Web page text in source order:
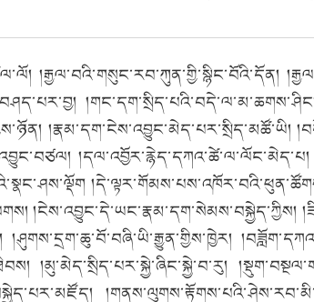
།རྒྱལ་བའི་གསུང་རབ་ཀུན་གྱི་སྙིང་བོའི་དོན།
།རྣམ་དག་ངེས་འབྱུང་མེད་པར་སྲིད་མཚོ་ཡི།
།ངེས་འབྱུང་དེ་ཡང་རྣམ་དག་སེམས་བསྐྱེད་ཀྱིས།
།མུ་མེད་སྲིད་པར་སྐྱེ་ཞིང་སྐྱེ་བ་རུ།